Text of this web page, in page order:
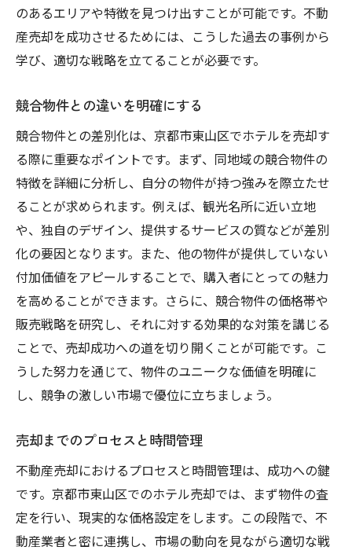
のあるエリアや特徴を見つけ出すことが可能です。不動
産売却を成功させるためには、こうした過去の事例から
学び、適切な戦略を立てることが必要です。
競合物件との違いを明確にする
競合物件との差別化は、京都市東山区でホテルを売却す
る際に重要なポイントです。まず、同地域の競合物件の
特徴を詳細に分析し、自分の物件が持つ強みを際立たせ
ることが求められます。例えば、観光名所に近い立地
や、独自のデザイン、提供するサービスの質などが差別
化の要因となります。また、他の物件が提供していない
付加価値をアピールすることで、購入者にとっての魅力
を高めることができます。さらに、競合物件の価格帯や
販売戦略を研究し、それに対する効果的な対策を講じる
ことで、売却成功への道を切り開くことが可能です。こ
うした努力を通じて、物件のユニークな価値を明確に
し、競争の激しい市場で優位に立ちましょう。
売却までのプロセスと時間管理
不動産売却におけるプロセスと時間管理は、成功への鍵
です。京都市東山区でのホテル売却では、まず物件の査
定を行い、現実的な価格設定をします。この段階で、不
動産業者と密に連携し、市場の動向を見ながら適切な戦